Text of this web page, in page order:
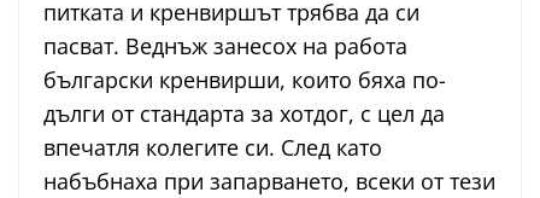
питката и кренвиршът трябва да си
пасват. Веднъж занесох на работа
български кренвирши, които бяха по-
дълги от стандарта за хотдог, с цел да
впечатля колегите си. След като
набъбнаха при запарването, всеки от тези